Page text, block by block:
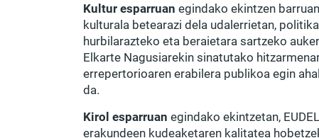
Kultur esparruan egindako ekintzen
kulturala betearazi dela udalerrietan,
hurbilarazteko eta beraietara sartzeko
Elkarte Nagusiarekin sinatutako
errepertorioaren erabilera publikoa egin
da.
Kirol esparruan egindako ekintzetan,
erakundeen kudeaketaren kalitatea